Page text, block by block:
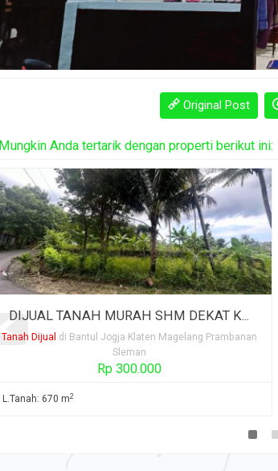
Original Post
Mungkin Anda tertarik dengan properti berikut ini:
Dijual Sawah Murah Area Karang...
Tanah Dijual di Bantul Jogja Klaten Magelang Prambanan
Sleman
Rp 500.000.000
L.Tanah: 2395 m